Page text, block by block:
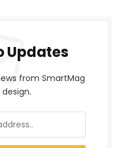
Updates
from SmartMag